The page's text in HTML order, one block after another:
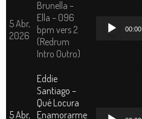
5 Abr,
2026
Brunella –
Ella – 096
bpm vers 2
(Redrum
Intro Outro)
Reproductor
00:00
5 Abr,
Eddie
Santiago –
Qué Locura
Enamorarme
Reproductor